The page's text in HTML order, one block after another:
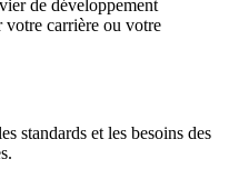
de développement
carrière ou votre
standards et les besoins des